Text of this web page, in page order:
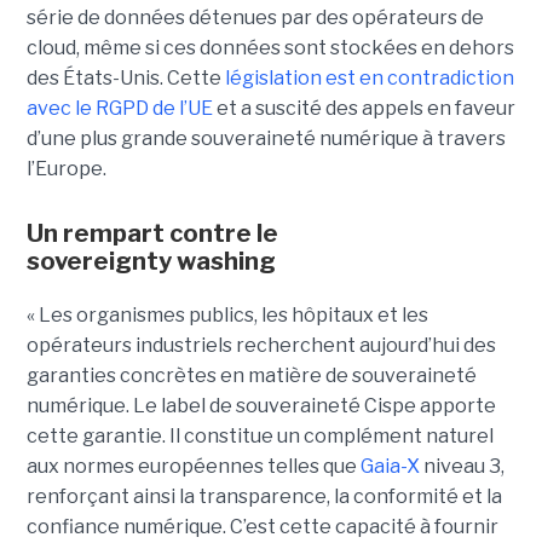
série de données détenues par des opérateurs de
cloud, même si ces données sont stockées en dehors
des États-Unis. Cette législation est en contradiction
avec le RGPD de l’UEet a suscité des appels en faveur
d’une plus grande souveraineté numérique à travers
l’Europe.
Un rempart contre le
sovereignty washing
« Les organismes publics, les hôpitaux et les
opérateurs industriels recherchent aujourd’hui des
garanties concrètes en matière de souveraineté
numérique. Le label de souveraineté Cispe apporte
cette garantie. Il constitue un complément naturel
aux normes européennes telles que Gaia-Xniveau 3,
renforçant ainsi la transparence, la conformité et la
confiance numérique. C’est cette capacité à fournir